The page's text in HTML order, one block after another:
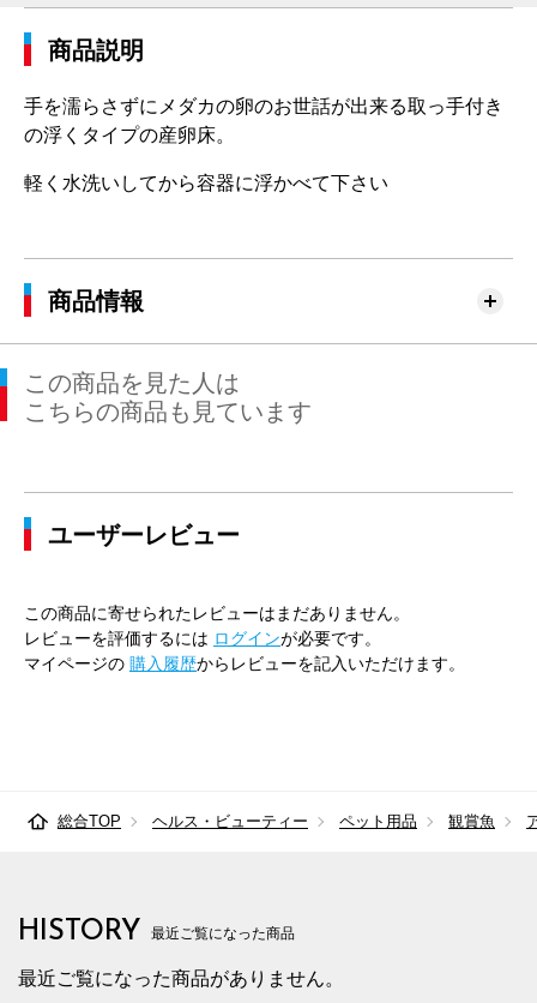
商品説明
手を濡らさずにメダカの卵のお世話が出来る取っ手付き
の浮くタイプの産卵床。
軽く水洗いしてから容器に浮かべて下さい
商品情報
この商品を見た人は
こちらの商品も見ています
ユーザーレビュー
この商品に寄せられたレビューはまだありません。
レビューを評価するには ログインが必要です。
マイページの 購入履歴からレビューを記入いただけます。
総合TOP ヘルス・ビューティー ペット用品 観賞魚
HISTORY 最近ご覧になった商品
最近ご覧になった商品がありません。